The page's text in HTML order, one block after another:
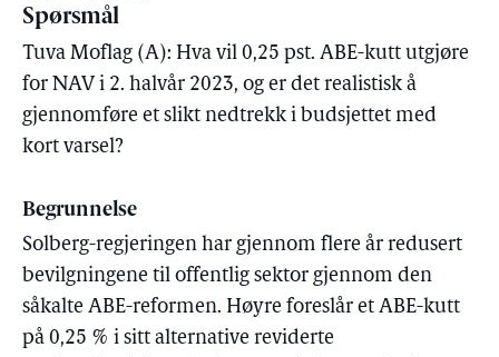
Spørsmål
Tuva Moflag (A): Hva vil 0,25 pst. ABE-kutt utgjøre
for NAV i 2. halvår 2023, og er det realistisk å
gjennomføre et slikt nedtrekk i budsjettet med
kort varsel?
Begrunnelse
Solberg-regjeringen har gjennom flere år redusert
bevilgningene til offentlig sektor gjennom den
såkalte ABE-reformen. Høyre foreslår et ABE-kutt
på 0,25 % i sitt alternative reviderte